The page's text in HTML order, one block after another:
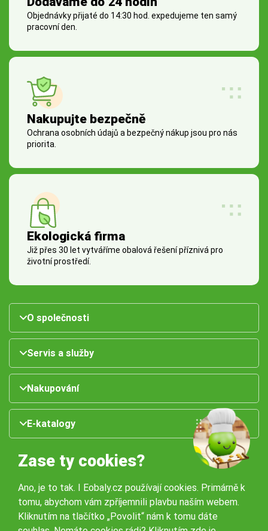
Objednávky přijaté do 14:30 hod. expedujeme ten samý
pracovní den.
Nakupujte bezpečně
Ochrana osobních údajů a bezpečný nákup jsou pro nás
priorita.
Ekologická firma
Již přes 30 let vytváříme obalová řešení příznivá pro
životní prostředí.
O společnosti
Servis a služby
Nakupování
E-katalogy
Zase ty cookies?
Ano, je to tak. I Eobaly.cz používají cookies. Primárně k
tomu, abychom vám zpříjemnili plavbu naším webem.
Kliknutím na tlačítko „Povolit“ nám k tomu dáte